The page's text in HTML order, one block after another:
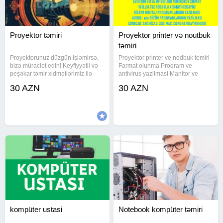
Proyektor təmiri
Proyektorunuz düzgün işləmirsə,
bizə müraciət edin! Keyfiyyətli və
peşəkar təmir xidmətlərimiz ilə
*Xidmətlərimiz:* - *Tozdan
30 AZN
Proyektor printer və noutbuk
təmiri
Proyektor printer ve nodbuk temiri
Farmat olunma Proqram ve
antivirus yazilmasi Manitor ve
Printerlerin temiri zapravka
30 AZN
kompüter ustasi Notebook kompüter təmiri